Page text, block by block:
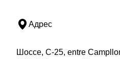
Адрес
Шоссе, C-25, entre